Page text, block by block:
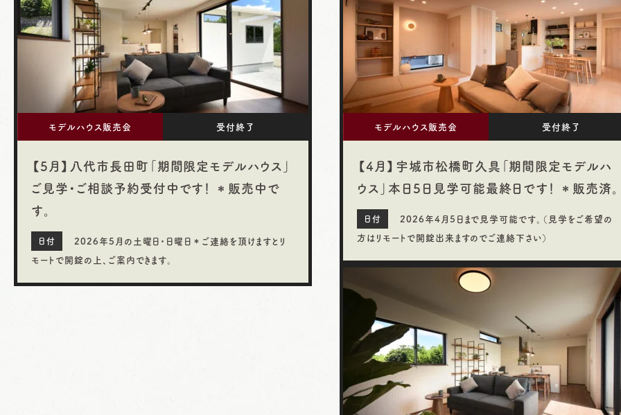
モデルハウス販売会 受付終了
【5月】八代市長田町「期間限定モデルハウス」
ご見学・ご相談予約受付中です！ ＊販売中で
す。
2026年5月の土曜日・日曜日＊ご連絡を頂けますとリ
モートで開錠の上、ご案内できます。
モデルハウス販売会 受付終了
【4月】宇城市松橋町久具「期間限定モデルハ
ウス」本日5日見学可能最終日です！ ＊販売済。
2026年4月5日まで見学可能です。（見学をご希望の
方はリモートで開錠出来ますのでご連絡下さい）